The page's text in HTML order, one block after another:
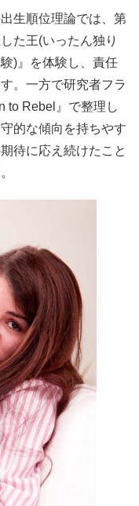
生順位理論では、第
た王(いったん独り
)』を体験し、責任
。一方で研究者フラ
to Rebel』で整理し
的な傾向を持ちやす
待に応え続けたこと